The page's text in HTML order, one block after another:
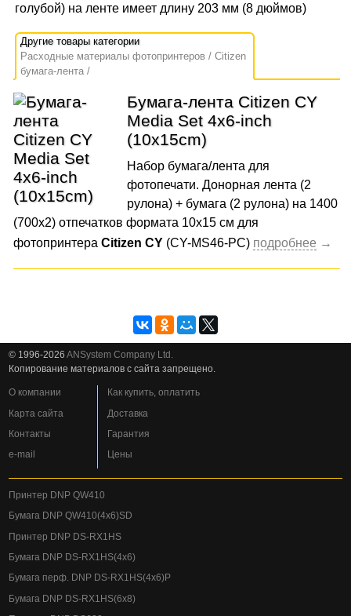
голубой) на ленте имеет длину 203 мм (8 дюймов)
Расходные материалы фотопринтеров
Citizen
бумага-лента
Бумага-лента Citizen CY
Media Set 4x6-inch
(10x15cm)
Набор бумага/лента для
фотопечати. Донорная лента (2
рулона) + бумага (2 рулона) на 1400
(700х2) отпечатков формата 10x15 cм для
фотопринтера Citizen CY(CY-MS46-PC)
© 1996-2026ANSystem Company Ltd.
Копирование материалов с сайта запрещено.
О компании
Карта сайта
Контакты
e-mail
Как купить, оплатить
Доставка
Гарантия
Цены
Принтер DNP QW410
Бумага DNP QW410(4x6)SD
Принтер DNP DS-RX1HS
Бумага DNP DS-RX1HS(4x6)
Бумага перф. DNP DS-RX1HS(4x6)P
Бумага DNP DS-RX1HS(6x8)